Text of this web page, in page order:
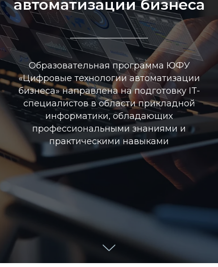
автоматизации бизнеса
Образовательная программа ЮФУ
«Цифровые технологии автоматизации
бизнеса» направлена на подготовку IT-
специалистов в области прикладной
информатики, обладающих
профессиональными знаниями и
практическими навыками